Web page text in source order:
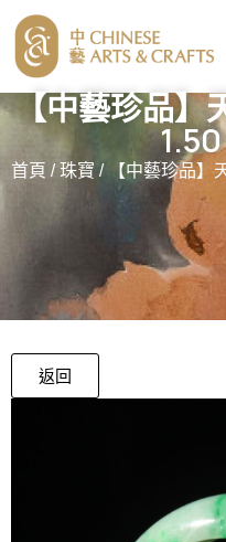
【中藝珍品】
首頁 /珠寶/ 【中藝珍品】
返回